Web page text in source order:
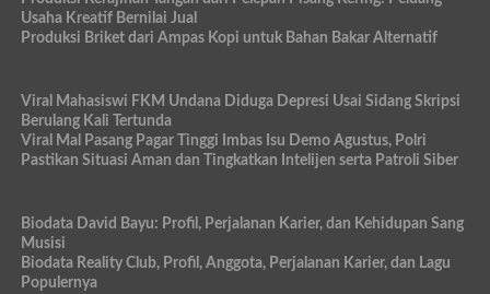
Usaha Kreatif Bernilai Jual
Produksi Briket dari Ampas Kopi untuk Bahan Bakar Alternatif
Viral Mahasiswi FKM Undana Diduga Depresi Usai Sidang Skripsi
Berulang Kali Tertunda
Viral Mal Pasang Pagar Tinggi Imbas Isu Demo Agustus, Polri
Pastikan Situasi Aman dan Tingkatkan Intelijen serta Patroli Siber
Biodata David Bayu: Profil, Perjalanan Karier, dan Kehidupan Sang
Musisi
Biodata Reality Club, Profil, Anggota, Perjalanan Karier, dan Lagu
Populernya